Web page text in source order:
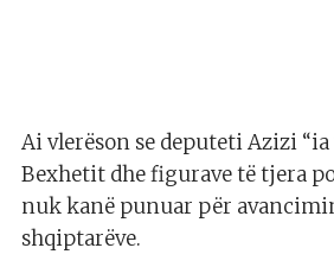
Ai vlerëson se deputeti Azizi
Bexhetit dhe figurave të tjera
nuk kanë punuar për
shqiptarëve.